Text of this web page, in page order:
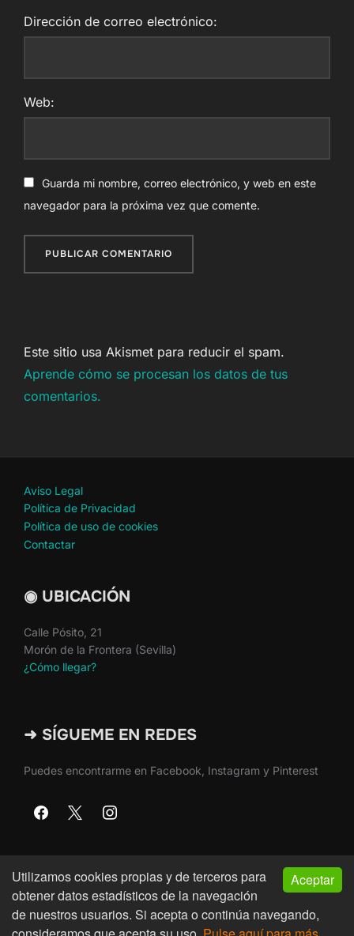
Aceptar
Utilizamos cookies propias y de terceros para
obtener datos estadísticos de la navegación
de nuestros usuarios. Si acepta o continúa navegando,
Dirección de correo electrónico:
Web:
Guarda mi nombre, correo electrónico, y web en este
navegador para la próxima vez que comente.
Este sitio usa Akismet para reducir el spam.
Aprende cómo se procesan los datos de tus
comentarios.
Aviso Legal
Política de Privacidad
Política de uso de cookies
Contactar
◉ UBICACIÓN
Calle Pósito, 21
Morón de la Frontera (Sevilla)
¿Cómo llegar?
➜ SÍGUEME EN REDES
Puedes encontrarme en Facebook, Instagram y Pinterest
Copyright © 2026 · Martín Nieto · Morón de la Frontera
(Sevilla)